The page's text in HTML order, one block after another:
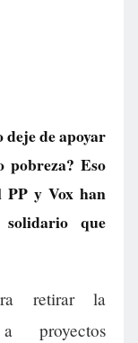
de apoyar
pobreza? Eso
PP y Vox han
que
retirar la
proyectos